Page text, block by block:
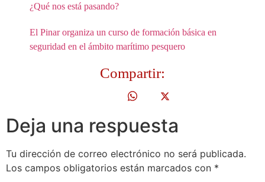
¿Qué nos está pasando?
El Pinar organiza un curso de formación básica en
seguridad en el ámbito marítimo pesquero
Compartir:
Deja una respuesta
Tu dirección de correo electrónico no será publicada.
Los campos obligatorios están marcados con *